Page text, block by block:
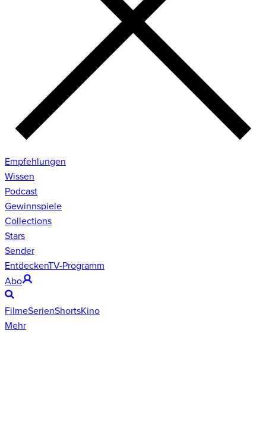
Empfehlungen
Wissen
Podcast
Gewinnspiele
Collections
Stars
Sender
EntdeckenTV-Programm
Abo
FilmeSerienShortsKino
Mehr